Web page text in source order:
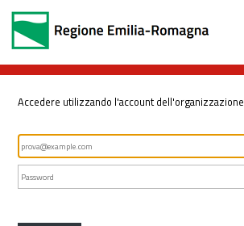
Accedere utilizzando l'account dell'organizzazione